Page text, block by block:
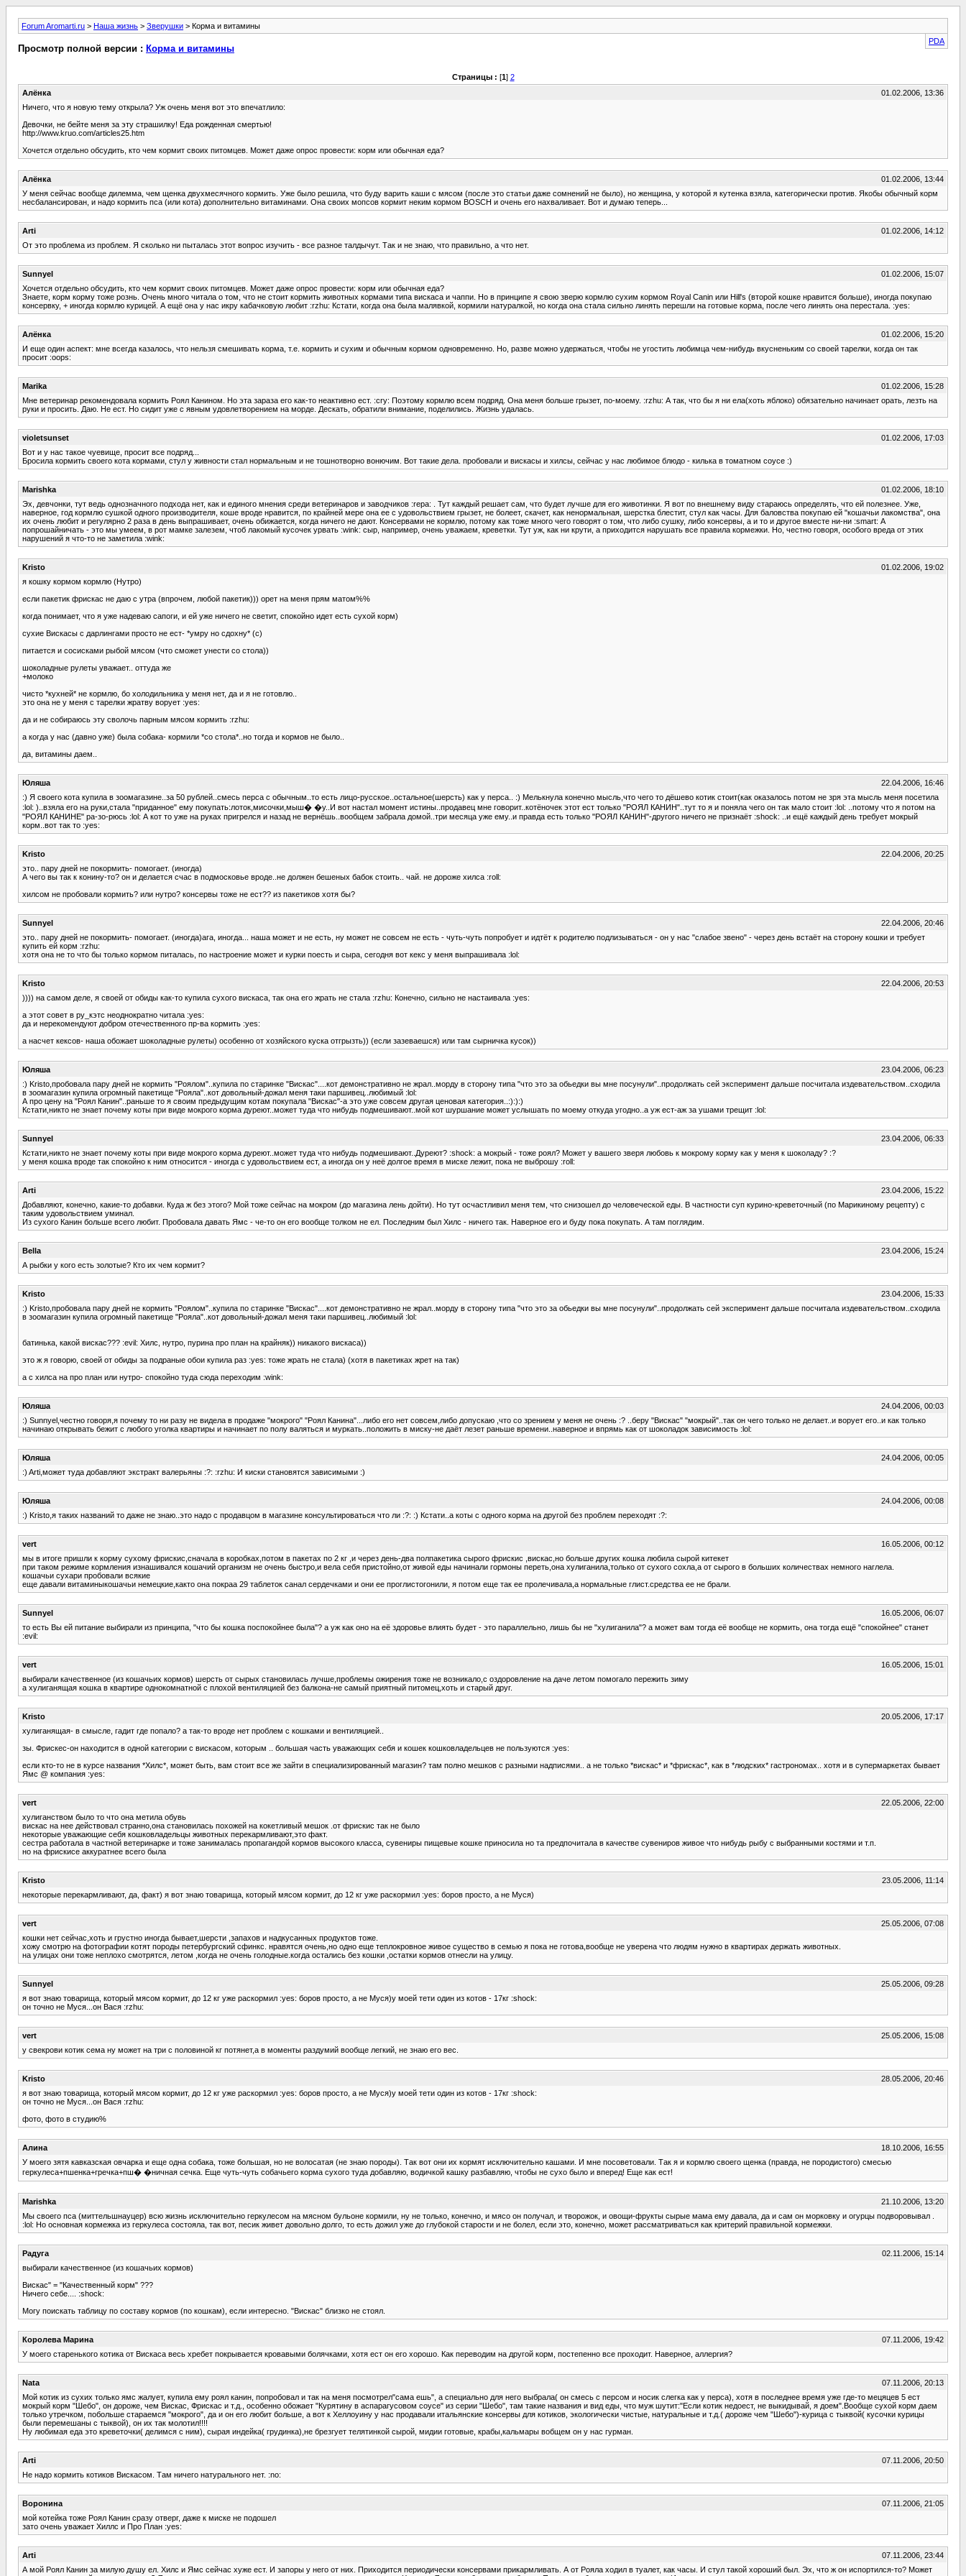
Forum Aromarti.ru > Наша жизнь > Зверушки > Корма и витамины
PDA
Просмотр полной версии : Корма и витамины
Страницы : [1] 2
Алёнка
01.02.2006, 13:36
Ничего, что я новую тему открыла? Уж очень меня вот это впечатлило:
Девочки, не бейте меня за эту страшилку! Еда рожденная смертью!
http://www.kruo.com/articles25.htm
Хочется отдельно обсудить, кто чем кормит своих питомцев. Может даже опрос провести: корм или обычная еда?
Алёнка
01.02.2006, 13:44
У меня сейчас вообще дилемма, чем щенка двухмесячного кормить. Уже было решила, что буду варить каши с мясом (после это статьи даже сомнений не было), но женщина, у которой я кутенка взяла, категорически против. Якобы обычный корм
несбалансирован, и надо кормить пса (или кота) дополнительно витаминами. Она своих мопсов кормит неким кормом BOSCH и очень его нахваливает. Вот и думаю теперь...
Arti
01.02.2006, 14:12
От это проблема из проблем. Я сколько ни пыталась этот вопрос изучить - все разное талдычут. Так и не знаю, что правильно, а что нет.
Sunnyel
01.02.2006, 15:07
Хочется отдельно обсудить, кто чем кормит своих питомцев. Может даже опрос провести: корм или обычная еда?
Знаете, корм корму тоже рознь. Очень много читала о том, что не стоит кормить животных кормами типа вискаса и чаппи. Но в принципе я свою зверю кормлю сухим кормом Royal Canin или Hill's (второй кошке нравится больше), иногда покупаю
консервку, + иногда кормлю курицей. А ещё она у нас икру кабачковую любит :rzhu: Кстати, когда она была малявкой, кормили натуралкой, но когда она стала сильно линять перешли на готовые корма, после чего линять она перестала. :yes:
Алёнка
01.02.2006, 15:20
И еще один аспект: мне всегда казалось, что нельзя смешивать корма, т.е. кормить и сухим и обычным кормом одновременно. Но, разве можно удержаться, чтобы не угостить любимца чем-нибудь вкусненьким со своей тарелки, когда он так
просит :oops:
Marika
01.02.2006, 15:28
Мне ветеринар рекомендовала кормить Роял Канином. Но эта зараза его как-то неактивно ест. :cry: Поэтому кормлю всем подряд. Она меня больше грызет, по-моему. :rzhu: А так, что бы я ни ела(хоть яблоко) обязательно начинает орать, лезть на
руки и просить. Даю. Не ест. Но сидит уже с явным удовлетворением на морде. Дескать, обратили внимание, поделились. Жизнь удалась.
violetsunset
01.02.2006, 17:03
Вот и у нас такое чуевище, просит все подряд...
Бросила кормить своего кота кормами, стул у живности стал нормальным и не тошнотворно вонючим. Вот такие дела. пробовали и вискасы и хилсы, сейчас у нас любимое блюдо - килька в томатном соусе :)
Marishka
01.02.2006, 18:10
Эх, девчонки, тут ведь однозначного подхода нет, как и единого мнения среди ветеринаров и заводчиков :repa: . Тут каждый решает сам, что будет лучше для его животинки. Я вот по внешнему виду стараюсь определять, что ей полезнее. Уже,
наверное, год кормлю сушкой одного производителя, коше вроде нравится, по крайней мере она ее с удовольствием грызет, не болеет, скачет, как ненормальная, шерстка блестит, стул как часы. Для баловства покупаю ей "кошачьи лакомства", она
их очень любит и регулярно 2 раза в день выпрашивает, очень обижается, когда ничего не дают. Консервами не кормлю, потому как тоже много чего говорят о том, что либо сушку, либо консервы, а и то и другое вместе ни-ни :smart: А
попрошайничать - это мы умеем, в рот мамке залезем, чтоб лакомый кусочек урвать :wink: сыр, например, очень уважаем, креветки. Тут уж, как ни крути, а приходится нарушать все правила кормежки. Но, честно говоря, особого вреда от этих
нарушений я что-то не заметила :wink:
Kristo
01.02.2006, 19:02
я кошку кормом кормлю (Нутро)
если пакетик фрискас не даю с утра (впрочем, любой пакетик))) орет на меня прям матом%%
когда понимает, что я уже надеваю сапоги, и ей уже ничего не светит, спокойно идет есть сухой корм)
сухие Вискасы с дарлингами просто не ест- *умру но сдохну* (с)
питается и сосисками рыбой мясом (что сможет унести со стола))
шоколадные рулеты уважает.. оттуда же
+молоко
чисто *кухней* не кормлю, бо холодильника у меня нет, да и я не готовлю..
это она не у меня с тарелки жратву ворует :yes:
да и не собираюсь эту сволочь парным мясом кормить :rzhu:
а когда у нас (давно уже) была собака- кормили *со стола*..но тогда и кормов не было..
да, витамины даем..
Юляша
22.04.2006, 16:46
:) Я своего кота купила в зоомагазине..за 50 рублей..смесь перса с обычным..то есть лицо-русское..остальное(шерсть) как у перса.. :) Мелькнула конечно мысль,что чего то дёшево котик стоит(как оказалось потом не зря эта мысль меня посетила
:lol: )..взяла его на руки,стала "приданное" ему покупать:лоток,мисочки,мыш� �у..И вот настал момент истины..продавец мне говорит..котёночек этот ест только "РОЯЛ КАНИН"..тут то я и поняла чего он так мало стоит :lol: ..потому что я потом на
"РОЯЛ КАНИНЕ" ра-зо-рюсь :lol: А кот то уже на руках пригрелся и назад не вернёшь..вообщем забрала домой..три месяца уже ему..и правда есть только "РОЯЛ КАНИН"-другого ничего не признаёт :shock: ..и ещё каждый день требует мокрый
корм..вот так то :yes:
Kristo
22.04.2006, 20:25
это.. пару дней не покормить- помогает. (иногда)
А чего вы так к конину-то? он и делается счас в подмосковье вроде..не должен бешеных бабок стоить.. чай. не дороже хилса :roll:
хилсом не пробовали кормить? или нутро? консервы тоже не ест?? из пакетиков хотя бы?
Sunnyel
22.04.2006, 20:46
это.. пару дней не покормить- помогает. (иногда)ага, иногда... наша может и не есть, ну может не совсем не есть - чуть-чуть попробует и идтёт к родителю подлизываться - он у нас "слабое звено" - через день встаёт на сторону кошки и требует
купить ей корм :rzhu:
хотя она не то что бы только кормом питалась, по настроение может и курки поесть и сыра, сегодня вот кекс у меня выпрашивала :lol:
Kristo
22.04.2006, 20:53
)))) на самом деле, я своей от обиды как-то купила сухого вискаса, так она его жрать не стала :rzhu: Конечно, сильно не настаивала :yes:
а этот совет в ру_кэтс неоднократно читала :yes:
да и нерекомендуют добром отечественного пр-ва кормить :yes:
а насчет кексов- наша обожает шоколадные рулеты) особенно от хозяйского куска отгрызть)) (если зазеваешся) или там сырничка кусок))
Юляша
23.04.2006, 06:23
:) Kristo,пробовала пару дней не кормить "Роялом"..купила по старинке "Вискас"....кот демонстративно не жрал..морду в сторону типа "что это за обьедки вы мне посунули"..продолжать сей эксперимент дальше посчитала издевательством..сходила
в зоомагазин купила огромный пакетище "Рояла"..кот довольный-дожал меня таки паршивец..любимый :lol:
А про цену на "Роял Канин"..раньше то я своим предыдущим котам покупала "Вискас"-а это уже совсем другая ценовая категория..:):):)
Кстати,никто не знает почему коты при виде мокрого корма дуреют..может туда что нибудь подмешивают..мой кот шуршание может услышать по моему откуда угодно..а уж ест-аж за ушами трещит :lol:
Sunnyel
23.04.2006, 06:33
Кстати,никто не знает почему коты при виде мокрого корма дуреют..может туда что нибудь подмешивают..Дуреют? :shock: а мокрый - тоже роял? Может у вашего зверя любовь к мокрому корму как у меня к шоколаду? :?
у меня кошка вроде так спокойно к ним относится - иногда с удовольствием ест, а иногда он у неё долгое время в миске лежит, пока не выброшу :roll:
Arti
23.04.2006, 15:22
Добавляют, конечно, какие-то добавки. Куда ж без этого? Мой тоже сейчас на мокром (до магазина лень дойти). Но тут осчастливил меня тем, что снизошел до человеческой еды. В частности суп курино-креветочный (по Марикиному рецепту) с
таким удовольствием уминал.
Из сухого Канин больше всего любит. Пробовала давать Ямс - че-то он его вообще толком не ел. Последним был Хилс - ничего так. Наверное его и буду пока покупать. А там поглядим.
Bella
23.04.2006, 15:24
А рыбки у кого есть золотые? Кто их чем кормит?
Kristo
23.04.2006, 15:33
:) Kristo,пробовала пару дней не кормить "Роялом"..купила по старинке "Вискас"....кот демонстративно не жрал..морду в сторону типа "что это за обьедки вы мне посунули"..продолжать сей эксперимент дальше посчитала издевательством..сходила
в зоомагазин купила огромный пакетище "Рояла"..кот довольный-дожал меня таки паршивец..любимый :lol:
батинька, какой вискас??? :evil: Хилс, нутро, пурина про план на крайняк)) никакого вискаса))
это ж я говорю, своей от обиды за подраные обои купила раз :yes: тоже жрать не стала) (хотя в пакетиках жрет на так)
а с хилса на про план или нутро- спокойно туда сюда переходим :wink:
Юляша
24.04.2006, 00:03
:) Sunnyel,честно говоря,я почему то ни разу не видела в продаже "мокрого" "Роял Канина"...либо его нет совсем,либо допускаю ,что со зрением у меня не очень :? ..беру "Вискас" "мокрый"..так он чего только не делает..и ворует его..и как только
начинаю открывать бежит с любого уголка квартиры и начинает по полу валяться и муркать..положить в миску-не даёт лезет раньше времени..наверное и впрямь как от шоколадок зависимость :lol:
Юляша
24.04.2006, 00:05
:) Arti,может туда добавляют экстракт валерьяны :?: :rzhu: И киски становятся зависимыми :)
Юляша
24.04.2006, 00:08
:) Kristo,я таких названий то даже не знаю..это надо с продавцом в магазине консультироваться что ли :?: :) Кстати..а коты с одного корма на другой без проблем переходят :?:
vert
16.05.2006, 00:12
мы в итоге пришли к корму сухому фрискис,сначала в коробках,потом в пакетах по 2 кг ,и через день-два полпакетика сырого фрискис ,вискас,но больше других кошка любила сырой китекет
при таком режиме кормления изнашивался кошачий организм не очень быстро,и вела себя пристойно,от живой еды начинали гормоны переть,она хулиганила,только от сухого сохла,а от сырого в больших количествах немного наглела.
кошачьи сухари пробовали всякие
еще давали витаминыкошачьи немецкие,както она покраа 29 таблеток санал сердечками и они ее проглистогонили, я потом еще так ее пролечивала,а нормальные глист.средства ее не брали.
Sunnyel
16.05.2006, 06:07
то есть Вы ей питание выбирали из принципа, "что бы кошка поспокойнее была"? а уж как оно на её здоровье влиять будет - это параллельно, лишь бы не "хулиганила"? а может вам тогда её вообще не кормить, она тогда ещё "спокойнее" станет
:evil:
vert
16.05.2006, 15:01
выбирали качественное (из кошачьих кормов) шерсть от сырых становилась лучше,проблемы ожирения тоже не возникало,с оздоровление на даче летом помогало пережить зиму
а хулиганящая кошка в квартире однокомнатной с плохой вентиляцией без балкона-не самый приятный питомец,хоть и старый друг.
Kristo
20.05.2006, 17:17
хулиганящая- в смысле, гадит где попало? а так-то вроде нет проблем с кошками и вентиляцией..
зы. Фрискес-он находится в одной категории с вискасом, которым .. большая часть уважающих себя и кошек кошковладельцев не пользуются :yes:
если кто-то не в курсе названия *Хилс*, может быть, вам стоит все же зайти в специализированный магазин? там полно мешков с разными надписями.. а не только *вискас* и *фрискас*, как в *людских* гастрономах.. хотя и в супермаркетах бывает
Ямс @ компания :yes:
vert
22.05.2006, 22:00
хулиганством было то что она метила обувь
вискас на нее действовал странно,она становилась похожей на кокетливый мешок .от фрискис так не было
некоторые уважающие себя кошковладельцы животных перекармливают,это факт.
сестра работала в частной ветеринарке и тоже занималась пропагандой кормов высокого класса, сувениры пищевые кошке приносила но та предпочитала в качестве сувениров живое что нибудь рыбу с выбранными костями и т.п.
но на фрискисе аккуратнее всего была
Kristo
23.05.2006, 11:14
некоторые перекармливают, да, факт) я вот знаю товарища, который мясом кормит, до 12 кг уже раскормил :yes: боров просто, а не Муся)
vert
25.05.2006, 07:08
кошки нет сейчас,хоть и грустно иногда бывает,шерсти ,запахов и надкусанных продуктов тоже.
хожу смотрю на фотографии котят породы петербургский сфинкс. нравятся очень,но одно еще теплокровное живое существо в семью я пока не готова,вообще не уверена что людям нужно в квартирах держать животных.
на улицах они тоже неплохо смотрятся, летом ,когда не очень голодные.когда остались без кошки ,остатки кормов отнесли на улицу.
Sunnyel
25.05.2006, 09:28
я вот знаю товарища, который мясом кормит, до 12 кг уже раскормил :yes: боров просто, а не Муся)у моей тети один из котов - 17кг :shock:
он точно не Муся...он Вася :rzhu:
vert
25.05.2006, 15:08
у свекрови котик сема ну может на три с половиной кг потянет,а в моменты раздумий вообще легкий, не знаю его вес.
Kristo
28.05.2006, 20:46
я вот знаю товарища, который мясом кормит, до 12 кг уже раскормил :yes: боров просто, а не Муся)у моей тети один из котов - 17кг :shock:
он точно не Муся...он Вася :rzhu:
фото, фото в студию%
Алина
18.10.2006, 16:55
У моего зятя кавказская овчарка и еще одна собака, тоже большая, но не волосатая (не знаю породы). Так вот они их кормят исключительно кашами. И мне посоветовали. Так я и кормлю своего щенка (правда, не породистого) смесью
геркулеса+пшенка+гречка+пш� �ничная сечка. Еще чуть-чуть собачьего корма сухого туда добавляю, водичкой кашку разбавляю, чтобы не сухо было и вперед! Еще как ест!
Marishka
21.10.2006, 13:20
Мы своего пса (миттельшнауцер) всю жизнь исключительно геркулесом на мясном бульоне кормили, ну не только, конечно, и мясо он получал, и творожок, и овощи-фрукты сырые мама ему давала, да и сам он морковку и огурцы подворовывал .
:lol: Но основная кормежка из геркулеса состояла, так вот, песик живет довольно долго, то есть дожил уже до глубокой старости и не болел, если это, конечно, может рассматриваться как критерий правильной кормежки.
Радуга
02.11.2006, 15:14
выбирали качественное (из кошачьих кормов)
Вискас" = "Качественный корм" ???
Ничего себе.... :shock:
Могу поискать таблицу по составу кормов (по кошкам), если интересно. "Вискас" близко не стоял.
Королева Марина
07.11.2006, 19:42
У моего старенького котика от Вискаса весь хребет покрывается кровавыми болячками, хотя ест он его хорошо. Как переводим на другой корм, постепенно все проходит. Наверное, аллергия?
Nata
07.11.2006, 20:13
Мой котик из сухих только ямс жалует, купила ему роял канин, попробовал и так на меня посмотрел"сама ешь", а специально для него выбрала( он смесь с персом и носик слегка как у перса), хотя в последнее время уже где-то мецяцев 5 ест
мокрый корм "Шебо", он дороже, чем Вискас, Фрискас и т.д., особенно обожает "Курятину в аспарагусовом соусе" из серии "Шебо", там такие названия и вид еды, что муж шутит:"Если котик недоест, не выкидывай, я доем".Вообще сухой корм даем
только утречком, побольше стараемся "мокрого", да и он его любит больше, а вот к Хеллоуину у нас продавали итальянские консервы для котиков, экологически чистые, натуральные и т.д.( дороже чем "Шебо")-курица с тыквой( кусочки курицы
были перемешаны с тыквой), он их так молотил!!!!
Ну любимая еда это креветочки( делимся с ним), сырая индейка( грудинка),не брезгует телятинкой сырой, мидии готовые, крабы,кальмары вобщем он у нас гурман.
Arti
07.11.2006, 20:50
Не надо кормить котиков Вискасом. Там ничего натурального нет. :no:
Воронина
07.11.2006, 21:05
мой котейка тоже Роял Канин сразу отверг, даже к миске не подошел
зато очень уважает Хиллс и Про План :yes:
Arti
07.11.2006, 23:44
А мой Роял Канин за милую душу ел. Хилс и Ямс сейчас хуже ест. И запоры у него от них. Приходится периодически консервами прикармливать. А от Рояла ходил в туалет, как часы. И стул такой хороший был. Эх, что ж он испортился-то? Может